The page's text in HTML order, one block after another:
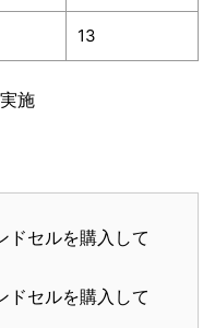
13
施
ドセルを購入して
ドセルを購入して